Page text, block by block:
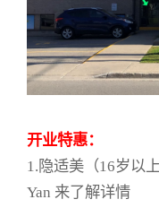
开业特惠：
1.隐适美（16岁以
Yan 来了解详情